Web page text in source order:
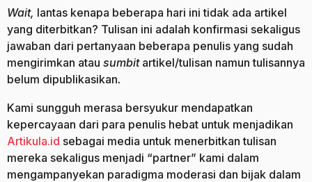
Wait, lantas kenapa beberapa hari ini tidak ada artikel
yang diterbitkan? Tulisan ini adalah konfirmasi sekaligus
jawaban dari pertanyaan beberapa penulis yang sudah
mengirimkan atau sumbit artikel/tulisan namun tulisannya
belum dipublikasikan.
Kami sungguh merasa bersyukur mendapatkan
kepercayaan dari para penulis hebat untuk menjadikan
Artikula.id sebagai media untuk menerbitkan tulisan
mereka sekaligus menjadi “partner” kami dalam
mengampanyekan paradigma moderasi dan bijak dalam